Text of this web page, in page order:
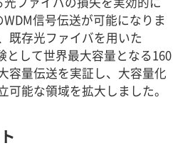
信号伝送が可能になりま
既存光ファイバを用いた
として世界最大容量となる160
容量伝送を実証し、大容量化
可能な領域を拡大しました。